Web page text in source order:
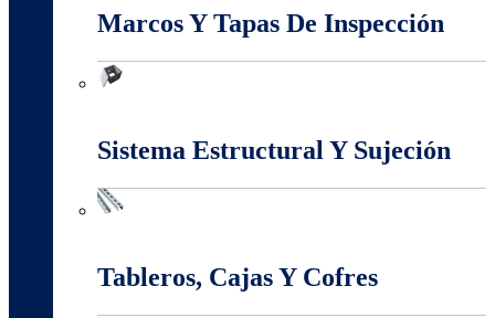
Marcos Y Tapas De Inspección
Sistema Estructural Y Sujeción
Tableros, Cajas Y Cofres